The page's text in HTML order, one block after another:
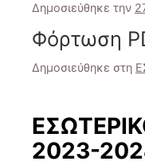
Δημοσιεύθηκε την
Φόρτωση
Δημοσιεύθηκε στη
2023-